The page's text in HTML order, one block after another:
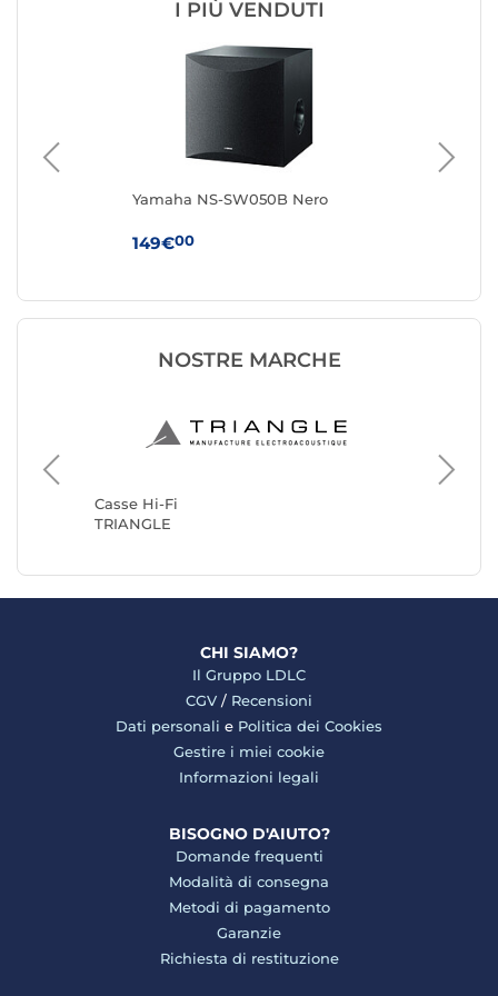
I PIÙ VENDUTI
Yamaha NS-SW050B Nero
149€00
NOSTRE MARCHE
Casse Hi-Fi
TRIANGLE
Casse
Kef
CHI SIAMO?
Il Gruppo LDLC
CGV / Recensioni
Dati personali e Politica dei Cookies
Gestire i miei cookie
Informazioni legali
BISOGNO D'AIUTO?
Domande frequenti
Modalità di consegna
Metodi di pagamento
Garanzie
Richiesta di restituzione